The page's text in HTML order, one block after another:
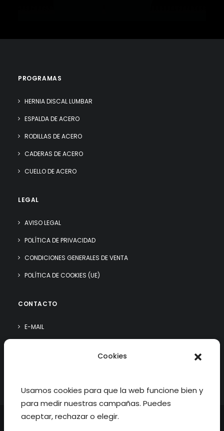
Cookies
Usamos cookies para que la web funcione bien y
para medir nuestras campañas. Puedes
aceptar, rechazar o elegir.
PROGRAMAS
HERNIA DISCAL LUMBAR
ESPALDA DE ACERO
RODILLAS DE ACERO
CADERAS DE ACERO
CUELLO DE ACERO
LEGAL
AVISO LEGAL
POLÍTICA DE PRIVACIDAD
CONDICIONES GENERALES DE VENTA
POLÍTICA DE COOKIES (UE)
CONTACTO
E-MAIL